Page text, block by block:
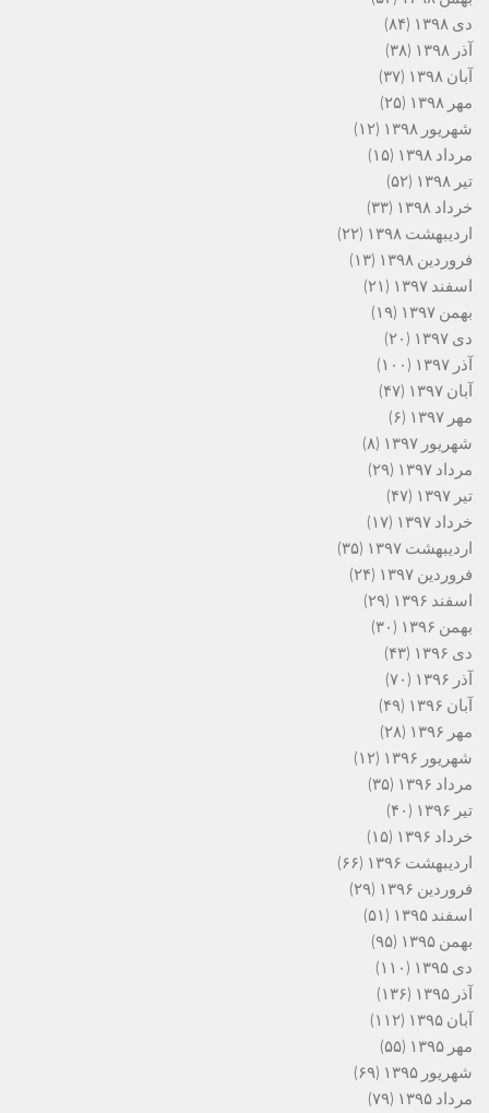
دی ۱۳۹۸
(۸۴)
آذر ۱۳۹۸
(۳۸)
آبان ۱۳۹۸
(۳۷)
مهر ۱۳۹۸
(۲۵)
شهریور ۱۳۹۸
(۱۲)
مرداد ۱۳۹۸
(۱۵)
تیر ۱۳۹۸
(۵۲)
خرداد ۱۳۹۸
(۳۳)
اردیبهشت ۱۳۹۸
(۲۲)
فروردین ۱۳۹۸
(۱۳)
اسفند ۱۳۹۷
(۲۱)
بهمن ۱۳۹۷
(۱۹)
دی ۱۳۹۷
(۲۰)
آذر ۱۳۹۷
(۱۰۰)
آبان ۱۳۹۷
(۴۷)
مهر ۱۳۹۷
(۶)
شهریور ۱۳۹۷
(۸)
مرداد ۱۳۹۷
(۲۹)
تیر ۱۳۹۷
(۴۷)
خرداد ۱۳۹۷
(۱۷)
اردیبهشت ۱۳۹۷
(۳۵)
فروردین ۱۳۹۷
(۲۴)
اسفند ۱۳۹۶
(۲۹)
بهمن ۱۳۹۶
(۳۰)
دی ۱۳۹۶
(۴۳)
آذر ۱۳۹۶
(۷۰)
آبان ۱۳۹۶
(۴۹)
مهر ۱۳۹۶
(۲۸)
شهریور ۱۳۹۶
(۱۲)
مرداد ۱۳۹۶
(۳۵)
تیر ۱۳۹۶
(۴۰)
خرداد ۱۳۹۶
(۱۵)
اردیبهشت ۱۳۹۶
(۶۶)
فروردین ۱۳۹۶
(۲۹)
اسفند ۱۳۹۵
(۵۱)
بهمن ۱۳۹۵
(۹۵)
دی ۱۳۹۵
(۱۱۰)
آذر ۱۳۹۵
(۱۳۶)
آبان ۱۳۹۵
(۱۱۲)
مهر ۱۳۹۵
(۵۵)
شهریور ۱۳۹۵
(۶۹)
مرداد ۱۳۹۵
(۷۹)